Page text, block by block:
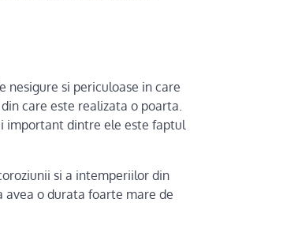
si periculoase in care
care este realizata o poarta.
important dintre ele este faptul
si a intemperiilor din
avea o durata foarte mare de